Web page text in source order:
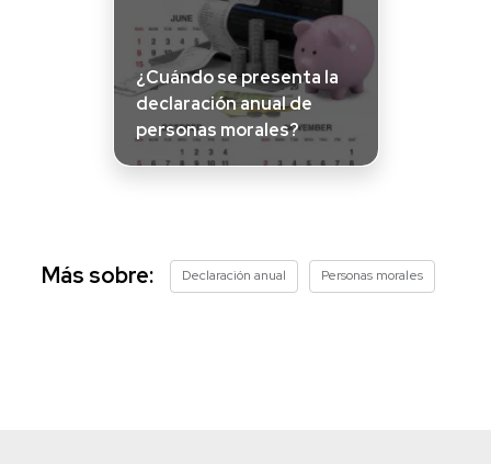
¿Cuándo se presenta la
declaración anual de
personas morales?
Más sobre: Declaración anual Personas morales